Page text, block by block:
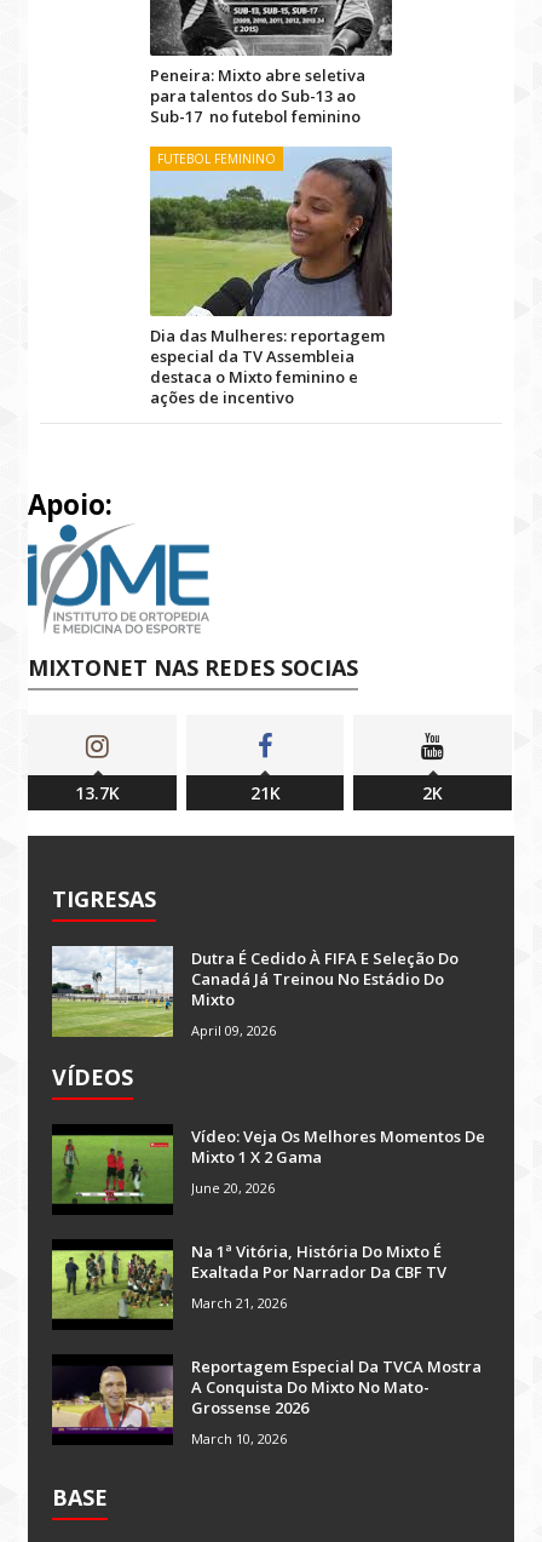
Peneira: Mixto abre seletiva
para talentos do Sub-13 ao
Sub-17 no futebol feminino
FUTEBOL FEMININO
Dia das Mulheres: reportagem
especial da TV Assembleia
destaca o Mixto feminino e
ações de incentivo
Apoio:
MIXTONET NAS REDES SOCIAS
13.7K 21K 2K
TIGRESAS
Dutra É Cedido À FIFA E Seleção Do
Canadá Já Treinou No Estádio Do
Mixto
April 09, 2026
VÍDEOS
Vídeo: Veja Os Melhores Momentos De
Mixto 1 X 2 Gama
June 20, 2026
Na 1ª Vitória, História Do Mixto É
Exaltada Por Narrador Da CBF TV
March 21, 2026
Reportagem Especial Da TVCA Mostra
A Conquista Do Mixto No Mato-
Grossense 2026
March 10, 2026
BASE